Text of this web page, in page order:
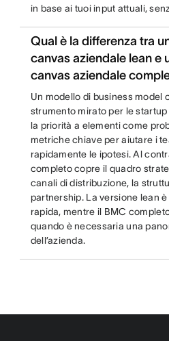
in base ai tuoi input attuali,
Qual è la differenza tra
canvas aziendale lean e
canvas aziendale
Un modello di business model
strumento mirato per le
la priorità a elementi come
metriche chiave per aiutare i
rapidamente le ipotesi. Al
completo copre il quadro
canali di distribuzione, la
partnership. La versione lean
rapida, mentre il BMC
quando è necessaria una
dell’azienda.